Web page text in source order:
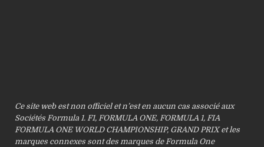
Ce site web est non officiel et n’est en aucun cas associé aux
Sociétés Formula 1. F1, FORMULA ONE, FORMULA 1, FIA
FORMULA ONE WORLD CHAMPIONSHIP, GRAND PRIX et les
marques connexes sont des marques de Formula One